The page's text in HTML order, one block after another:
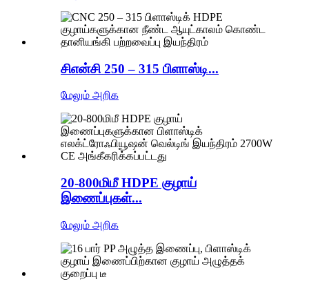
சிஎன்சி 250 – 315 பிளாஸ்டி...
மேலும் அறிக
20-800மிமீ HDPE குழாய்
இணைப்புகள்...
மேலும் அறிக